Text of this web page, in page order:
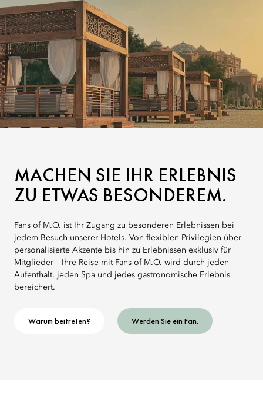
MACHEN SIE IHR ERLEBNIS
ZU ETWAS BESONDEREM.
Fans of M.O. ist Ihr Zugang zu besonderen Erlebnissen bei
jedem Besuch unserer Hotels. Von flexiblen Privilegien über
personalisierte Akzente bis hin zu Erlebnissen exklusiv für
Mitglieder – Ihre Reise mit Fans of M.O. wird durch jeden
Aufenthalt, jeden Spa und jedes gastronomische Erlebnis
bereichert.
Warum beitreten? Werden Sie ein Fan.